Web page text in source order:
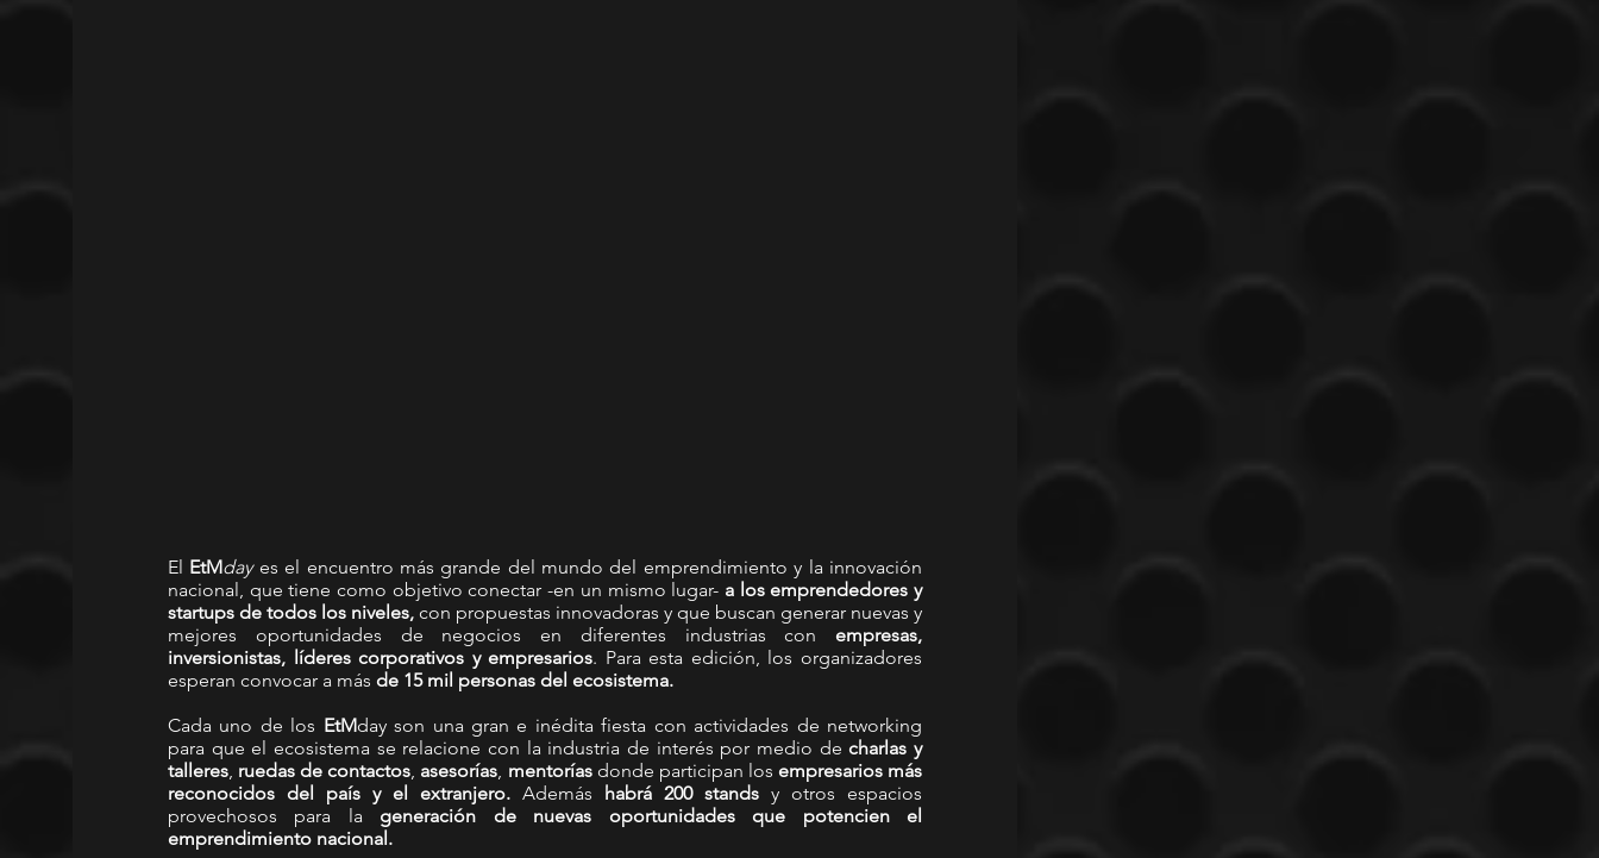
El EtMday es el encuentro más grande del mundo del emprendimiento y la innovación
nacional, que tiene como objetivo conectar -en un mismo lugar- a los emprendedores y
startups de todos los niveles, con propuestas innovadoras y que buscan generar nuevas y
mejores oportunidades de negocios en diferentes industrias con empresas,
inversionistas, líderes corporativos y empresarios. Para esta edición, los organizadores
esperan convocar a más de 15 mil personas del ecosistema.
Cada uno de los EtMday son una gran e inédita fiesta con actividades de networking
para que el ecosistema se relacione con la industria de interés por medio de charlas y
talleres ruedas de contactos asesorías mentorías donde participan los empresarios más
reconocidos del país y el extranjero. Además habrá 200 stands y otros espacios
provechosos para la generación de nuevas oportunidades que potencien el
emprendimiento nacional.